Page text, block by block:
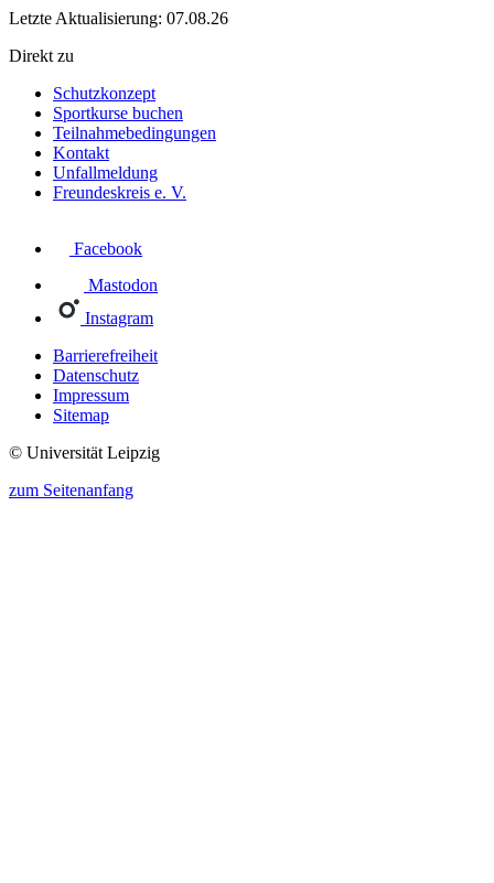
Letzte Aktualisierung: 07.08.26
Direkt zu
Schutzkonzept
Sportkurse buchen
Teilnahmebedingungen
Kontakt
Unfallmeldung
Freundeskreis e. V.
Facebook
Mastodon
Instagram
Barrierefreiheit
Datenschutz
Impressum
Sitemap
© Universität Leipzig
zum Seitenanfang